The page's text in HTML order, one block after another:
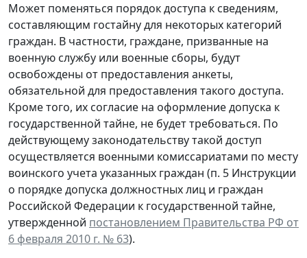
Может поменяться порядок доступа к сведениям,
составляющим гостайну для некоторых категорий
граждан. В частности, граждане, призванные на
военную службу или военные сборы, будут
освобождены от предоставления анкеты,
обязательной для предоставления такого доступа.
Кроме того, их согласие на оформление допуска к
государственной тайне, не будет требоваться. По
действующему законодательству такой доступ
осуществляется военными комиссариатами по месту
воинского учета указанных граждан (п. 5 Инструкции
о порядке допуска должностных лиц и граждан
Российской Федерации к государственной тайне,
утвержденной постановлением Правительства РФ от
6 февраля 2010 г. № 63).